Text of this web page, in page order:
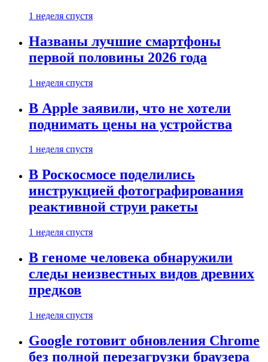
1 неделя спустя
Названы лучшие смартфоны
первой половины 2026 года
1 неделя спустя
В Apple заявили, что не хотели
поднимать цены на устройства
1 неделя спустя
В Роскосмосе поделились
инструкцией фотографирования
реактивной струи ракеты
1 неделя спустя
В геноме человека обнаружили
следы неизвестных видов древних
предков
1 неделя спустя
Google готовит обновления Chrome
без полной перезагрузки браузера